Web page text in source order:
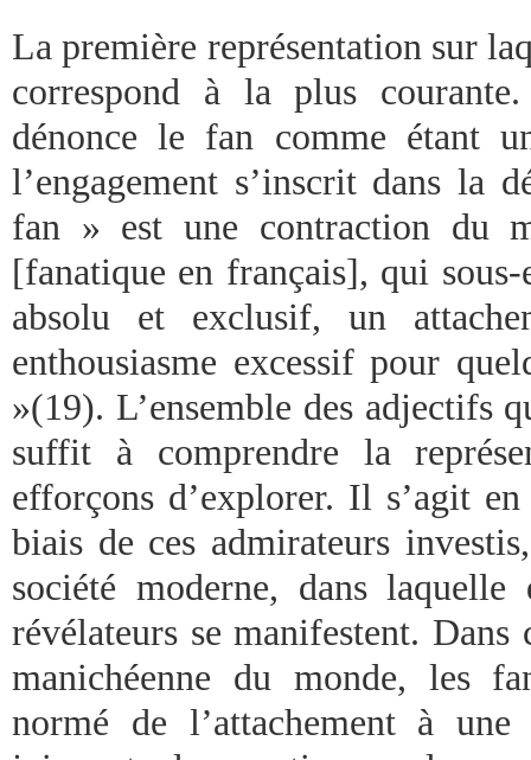
La première représentation sur
correspond à la plus
dénonce le fan comme étant
l’engagement s’inscrit dans la
fan » est une contraction du
[fanatique en français], qui
absolu et exclusif, un
enthousiasme excessif pour
»(19). L’ensemble des adjectifs
suffit à comprendre la
efforçons d’explorer. Il s’agit
biais de ces admirateurs
société moderne, dans laquelle
révélateurs se manifestent.
manichéenne du monde, les
normé de l’attachement à